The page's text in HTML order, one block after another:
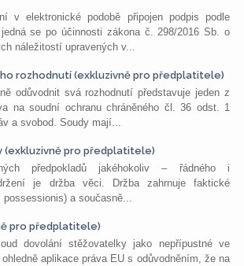
v elektronické podobě připojen podpis podle
se po účinnosti zákona č. 298/2016 Sb. o
náležitostí upravených v...
rozhodnutí (exkluzivně pro předplatitele)
odůvodnit svá rozhodnutí představuje jeden z
na soudní ochranu chráněného čl. 36 odst. 1
a svobod. Soudy mají...
(exkluzivně pro předplatitele)
předpokladů jakéhokoliv – řádného i
je držba věci. Držba zahrnuje faktické
a současně...
pro předplatitele)
dovolání stěžovatelky jako nepřípustné ve
aplikace práva EU s odůvodněním, že na